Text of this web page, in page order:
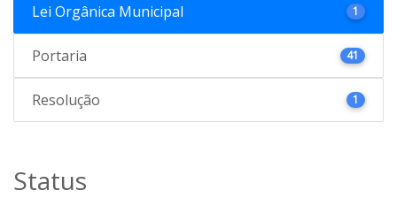
Lei Orgânica Municipal 1
Portaria 41
Resolução 1
Status